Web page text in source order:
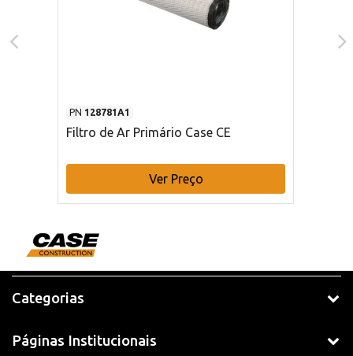
PN 128781A1
Filtro de Ar Primário Case CE
Ver Preço
Categorias
Páginas Institucionais